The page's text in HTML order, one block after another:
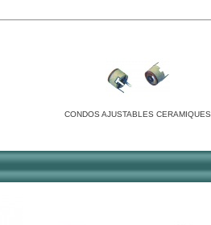
CONDOS AJUSTABLES CERAMIQUES